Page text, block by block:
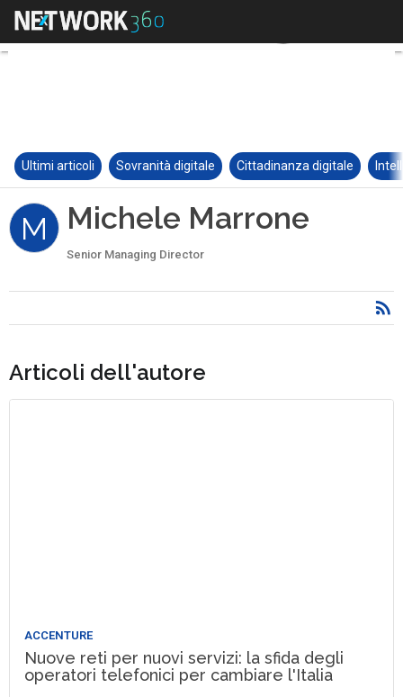
Ultimi articoli Sovranità digitale Cittadinanza digitale
M Michele Marrone
Senior Managing Director
Articoli dell'autore
ACCENTURE
Nuove reti per nuovi servizi: la sfida degli
operatori telefonici per cambiare l'Italia